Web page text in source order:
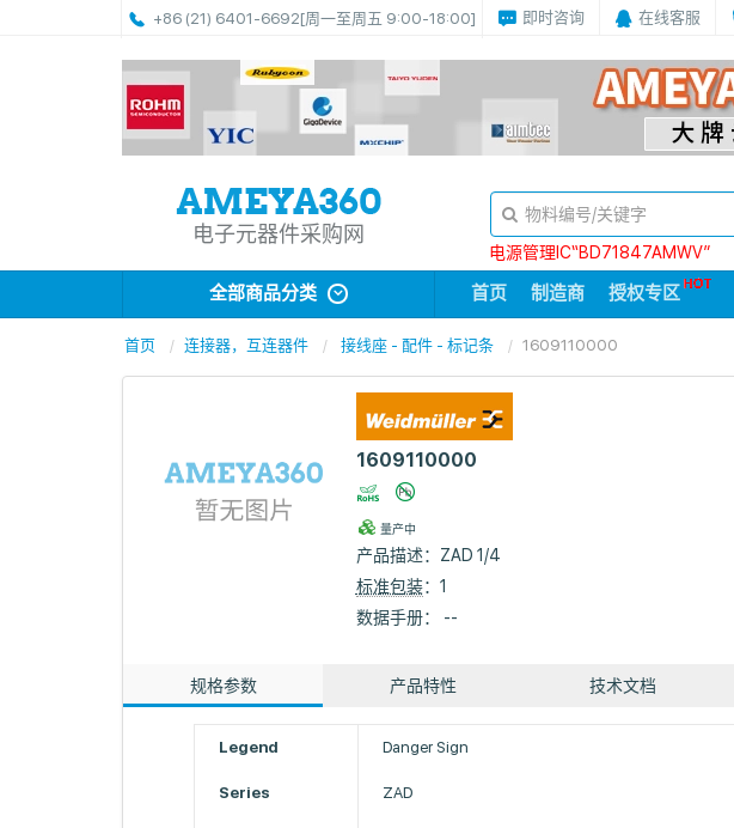
+86 (21) 6401-6692[周一至周五 9:00-18:00] 即时咨询 在线客服
电子元器件采购网
电源管理IC“BD71847AMWV”
全部商品分类 首页 制造商 授权专区
首页 连接器，互连器件 接线座 - 配件 - 标记条 1609110000
1609110000
量产中
产品描述： ZAD 1/4
标准包装：1
数据手册： --
规格参数 产品特性 技术文档
Legend Danger Sign
Series ZAD